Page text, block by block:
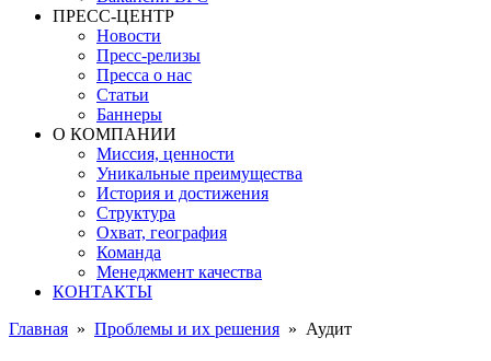
ПРЕСС-ЦЕНТР
Новости
Пресс-релизы
Пресса о нас
Статьи
Баннеры
О КОМПАНИИ
Миссия, ценности
Уникальные преимущества
История и достижения
Структура
Охват, география
Команда
Менеджмент качества
КОНТАКТЫ
Главная » Проблемы и их решения » Аудит